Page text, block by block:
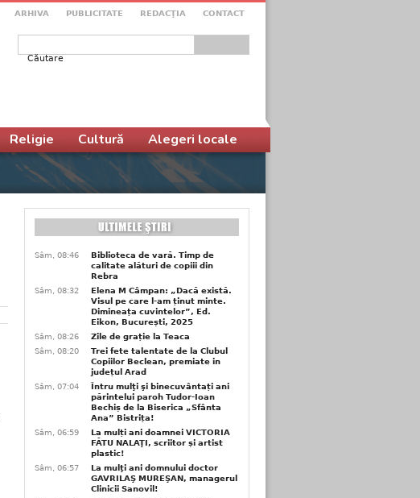
ARHIVA PUBLICITATE REDACŢIA CONTACT
Formular de căutare
Religie Cultură Alegeri locale
Sâm, 08:46
Biblioteca de vară. Timp de
calitate alături de copiii din
Rebra
Sâm, 08:32
Elena M Câmpan: „Dacă există.
Visul pe care l-am ținut minte.
Dimineața cuvintelor”, Ed.
Eikon, București, 2025
Sâm, 08:26
Zile de grație la Teaca
Sâm, 08:20
Trei fete talentate de la Clubul
Copiilor Beclean, premiate in
județul Arad
Sâm, 07:04
Întru mulţi şi binecuvântați ani
părintelui paroh Tudor-Ioan
Bechiș de la Biserica „Sfânta
Ana” Bistrița!
Sâm, 06:59
La mulți ani doamnei VICTORIA
FĂTU NALAŢI, scriitor și artist
plastic!
Sâm, 06:57
La mulţi ani domnului doctor
GAVRILAŞ MUREŞAN, managerul
Clinicii Sanovil!